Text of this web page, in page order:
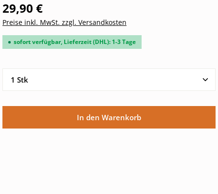
29,90 €
Preise inkl. MwSt. zzgl. Versandkosten
sofort verfügbar, Lieferzeit (DHL): 1-3 Tage
Produkt Anzahl: Gib den gewünschten Wert ein
In den Warenkorb